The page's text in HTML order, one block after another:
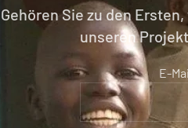
Gehören Sie zu den
unseren
E-